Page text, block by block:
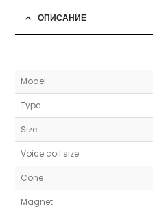
ОПИСАНИЕ
Model
Type
Size
Voice coil size
Cone
Magnet